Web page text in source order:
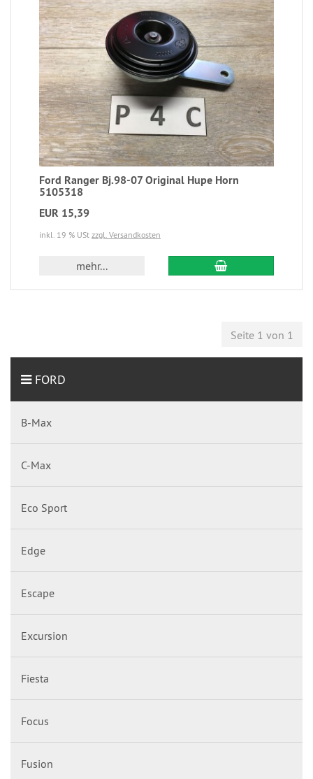
Ford Ranger Bj.98-07 Original Hupe Horn
5105318
EUR 15,39
inkl. 19 % USt zzgl. Versandkosten
mehr...
Seite 1 von 1
FORD
B-Max
C-Max
Eco Sport
Edge
Escape
Excursion
Fiesta
Focus
Fusion